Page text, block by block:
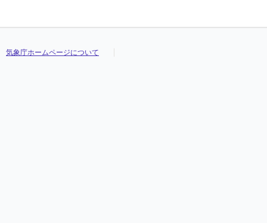
気象庁ホームページについて